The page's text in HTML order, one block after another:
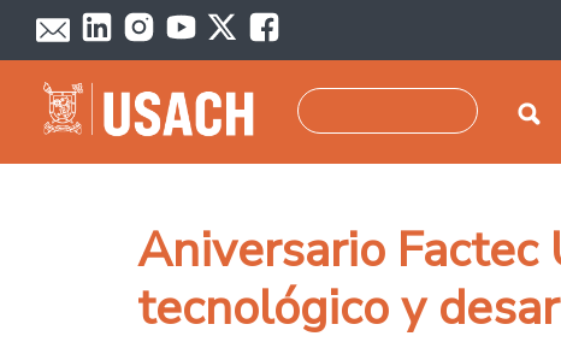
Skip to main content
Aniversario Factec
tecnológico y